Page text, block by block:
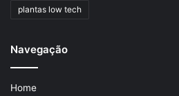
plantas low tech
Navegação
Home